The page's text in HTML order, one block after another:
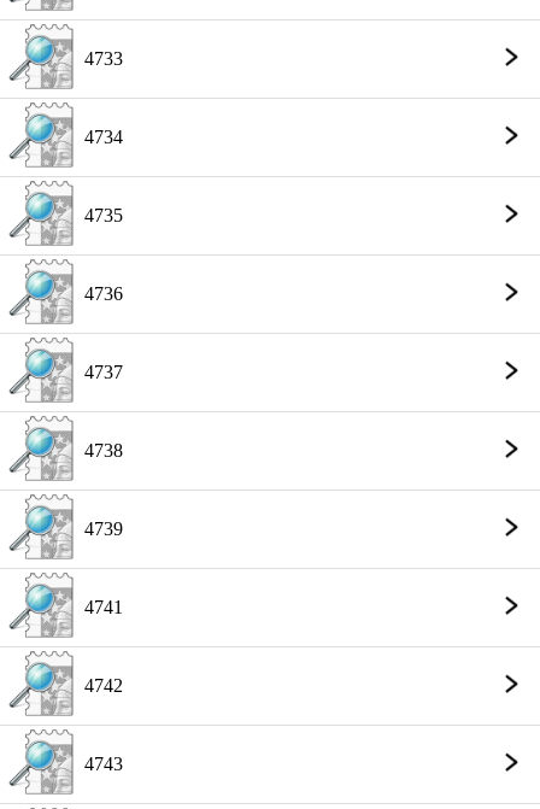
4733
4734
4735
4736
4737
4738
4739
4741
4742
4743